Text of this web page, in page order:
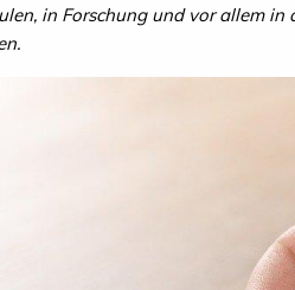
in Forschung und vor allem